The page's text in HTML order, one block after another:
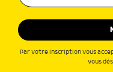
Par votre inscription vous
vous